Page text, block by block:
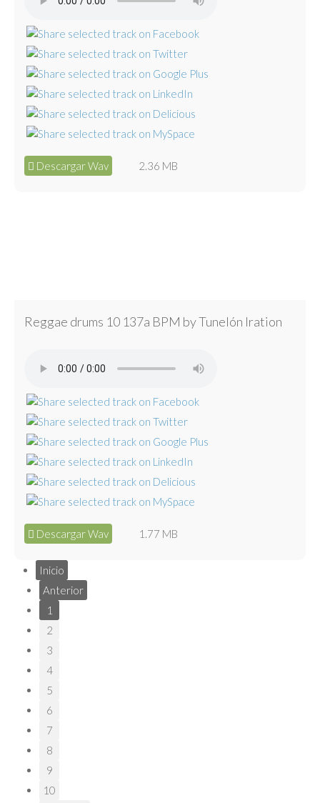
Descargar Wav 2.36 MB
Reggae drums 10 137a BPM by Tunelón Iration
Descargar Wav 1.77 MB
Inicio
Anterior
1
2
3
4
5
6
7
8
9
10